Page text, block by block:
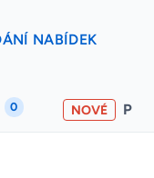
NABÍDEK
0 NOVÉ